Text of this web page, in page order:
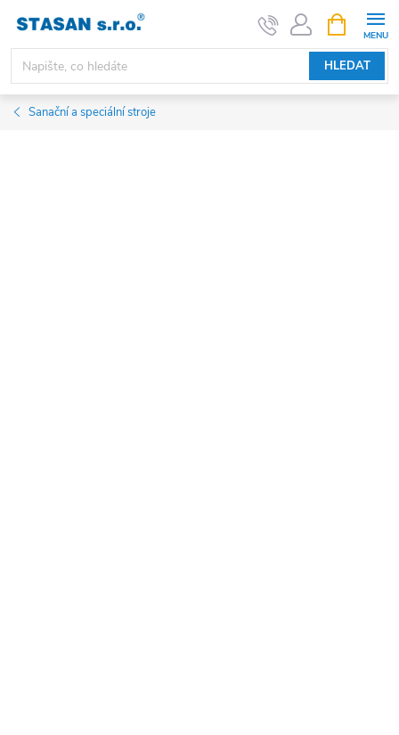
obsah
HLEDAT
NÁKUPNÍ
KOŠÍK
Sanační a speciální stroje